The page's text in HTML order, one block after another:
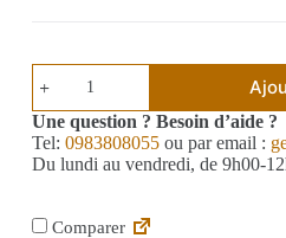
Une question ? Besoin d’aide ?
Tel: 0983808055ou par email :
Du lundi au vendredi, de 9h00-
Comparer